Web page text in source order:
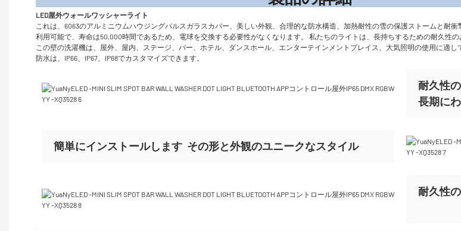
LED屋外ウォールワッシャーライト
これは、6063のアルミニウムハウジングパルスガラスカバー、美しい外観、合理的な防水構造、加熱耐性の雪の保護ストームと耐
利用可能で、寿命は50,000時間であるため、電球を交換する必要性がなくなります。 私たちのライトは、長持ちするための耐久性
この壁の洗濯機は、屋外、屋内、ステージ、バー、ホテル、ダンスホール、エンターテインメントプレイス、大気照明の使用に適し
防水は、IP66、IP67、IP68でカスタマイズできます。
耐久性
長期に
簡単にインストールします その形と外観のユニークなスタイル
耐久性
老化